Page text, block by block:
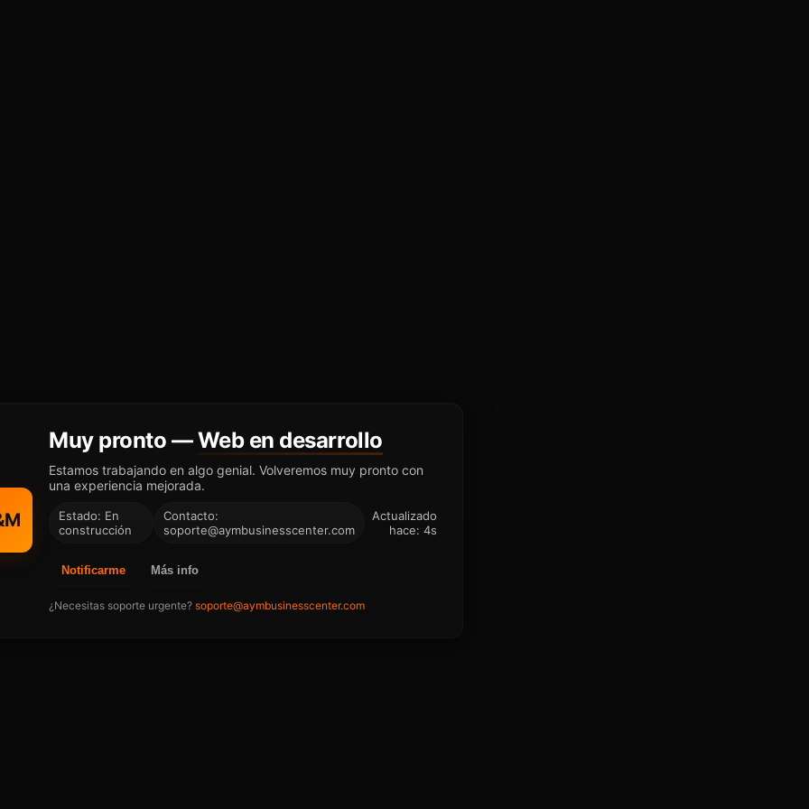
Muy pronto —Web en desarrollo
Estamos trabajando en algo genial. Volveremos muy pronto con
una experiencia mejorada.
Estado: En
construcción
Contacto:
soporte@aymbusinesscenter.com
Actualizado
hace: 4s
Notificarme Más info
¿Necesitas soporte urgente? soporte@aymbusinesscenter.com